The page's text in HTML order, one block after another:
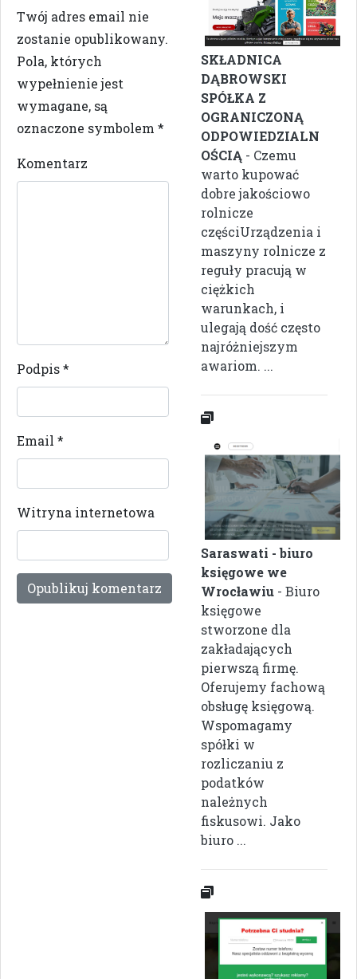
Twój adres email nie
zostanie opublikowany.
Pola, których
wypełnienie jest
wymagane, są
oznaczone symbolem *
Komentarz
Podpis*
Email *
Witryna internetowa
SKŁADNICA
DĄBROWSKI
SPÓŁKA Z
OGRANICZONĄ
ODPOWIEDZIALN
OŚCIĄ - Czemu
warto kupować
dobre jakościowo
rolnicze
częściUrządzenia i
maszyny rolnicze z
reguły pracują w
ciężkich
warunkach, i
ulegają dość często
najróżniejszym
awariom. ...
Saraswati - biuro
księgowe we
Wrocławiu - Biuro
księgowe
stworzone dla
zakładających
pierwszą firmę.
Oferujemy fachową
obsługę księgową.
Wspomagamy
spółki w
rozliczaniu z
podatków
należnych
fiskusowi. Jako
biuro ...